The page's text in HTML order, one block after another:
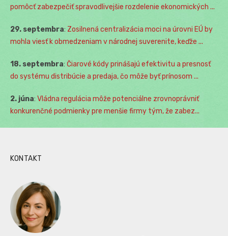
pomôcť zabezpečiť spravodlivejšie rozdelenie ekonomických ...
29. septembra: Zosilnená centralizácia moci na úrovni EÚ by
mohla viesť k obmedzeniam v národnej suverenite, keďže ...
18. septembra: Čiarové kódy prinášajú efektivitu a presnosť
do systému distribúcie a predaja, čo môže byť prínosom ...
2. júna: Vládna regulácia môže potenciálne zrovnoprávniť
konkurenčné podmienky pre menšie firmy tým, že zabez...
KONTAKT